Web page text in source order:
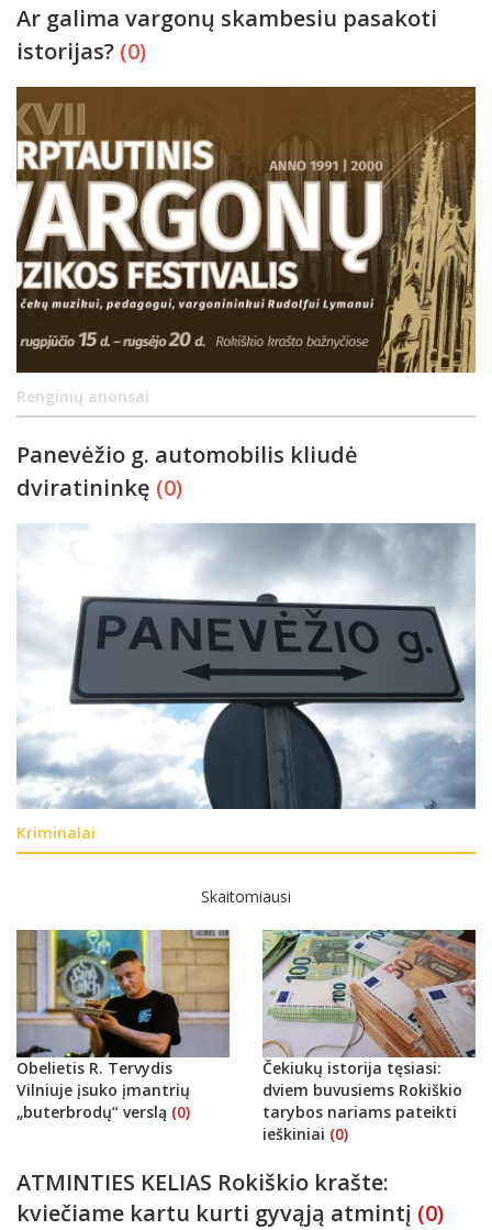
Ar galima vargonų skambesiu pasakoti
istorijas? (0)
Renginių anonsai
Panevėžio g. automobilis kliudė
dviratininkę (0)
Kriminalai
Skaitomiausi
Obelietis R. Tervydis
Vilniuje įsuko įmantrių
„buterbrodų“ verslą (0)
Čekiukų istorija tęsiasi:
dviem buvusiems Rokiškio
tarybos nariams pateikti
ieškiniai (0)
ATMINTIES KELIAS Rokiškio krašte:
kviečiame kartu kurti gyvąją atmintį (0)